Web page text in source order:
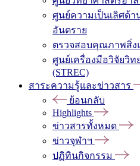
ศูนย์ความเป็นเลิศด้า
อันตราย
ตรวจสอบคุณภาพสิ่ง
ศูนย์เครื่องมือวิจัยวิท
(STREC)
สาระความรู้และข่าวสาร
ย้อนกลับ
Highlights
ข่าวสารทั้งหมด
ข่าวจุฬาฯ
ปฏิทินกิจกรรม